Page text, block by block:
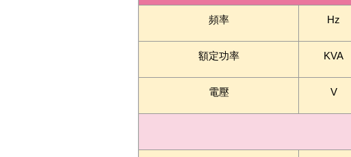
頻率 Hz
額定功率 KVA
電壓 V